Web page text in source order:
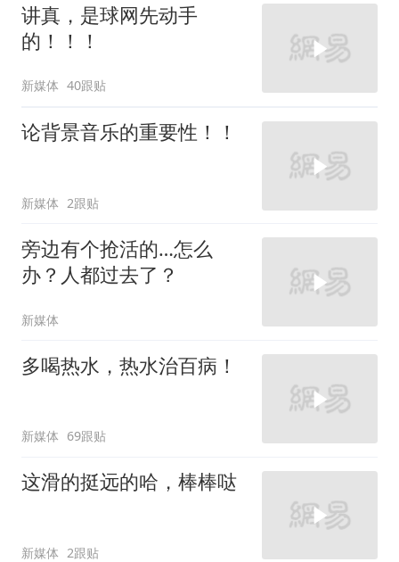
讲真，是球网先动手
的！！！
新媒体 40跟贴
论背景音乐的重要性！！
新媒体 2跟贴
旁边有个抢活的…怎么
办？人都过去了？
新媒体
多喝热水，热水治百病！
新媒体 69跟贴
这滑的挺远的哈，棒棒哒
新媒体 2跟贴